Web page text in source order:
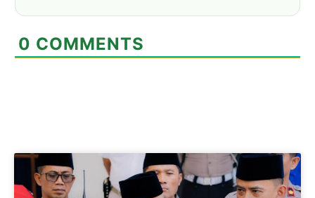
0 COMMENTS